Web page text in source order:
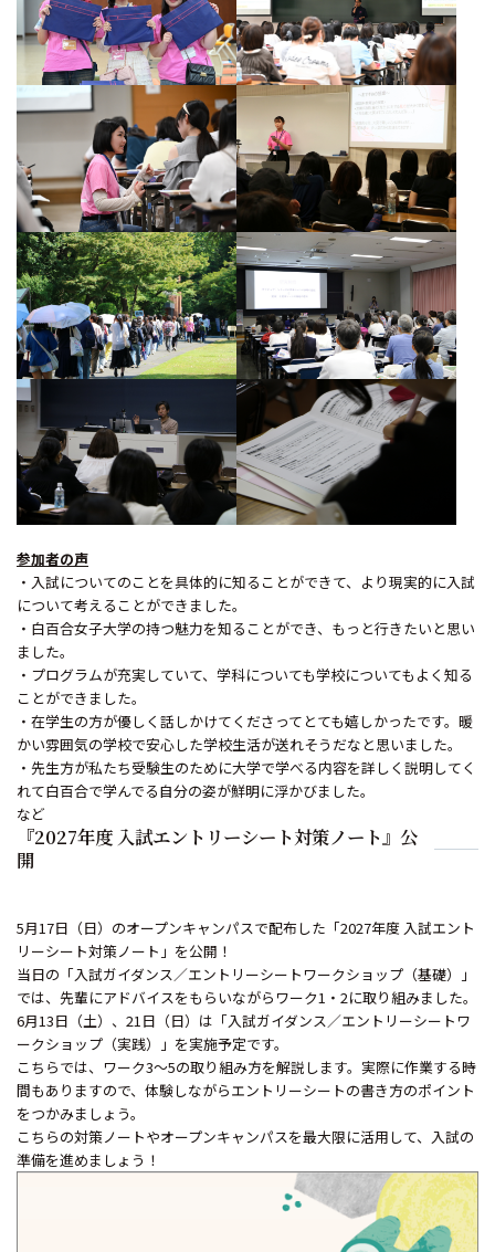
参加者の声
・入試についてのことを具体的に知ることができて、より現実的に入試
について考えることができました。
・白百合女子大学の持つ魅力を知ることができ、もっと行きたいと思い
ました。
・プログラムが充実していて、学科についても学校についてもよく知る
ことができました。
・在学生の方が優しく話しかけてくださってとても嬉しかったです。暖
かい雰囲気の学校で安心した学校生活が送れそうだなと思いました。
・先生方が私たち受験生のために大学で学べる内容を詳しく説明してく
れて白百合で学んでる自分の姿が鮮明に浮かびました。
など
『2027年度 入試エントリーシート対策ノート』公
開
5月17日（日）のオープンキャンパスで配布した「2027年度 入試エント
リーシート対策ノート」を公開！
当日の「入試ガイダンス／エントリーシートワークショップ（基礎）」
では、先輩にアドバイスをもらいながらワーク1・2に取り組みました。
6月13日（土）、21日（日）は「入試ガイダンス／エントリーシートワ
ークショップ（実践）」を実施予定です。
こちらでは、ワーク3～5の取り組み方を解説します。実際に作業する時
間もありますので、体験しながらエントリーシートの書き方のポイント
をつかみましょう。
こちらの対策ノートやオープンキャンパスを最大限に活用して、入試の
準備を進めましょう！